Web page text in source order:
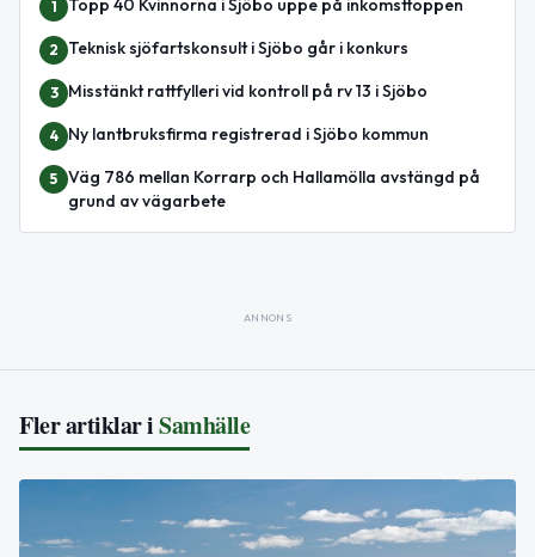
1 Topp 40 Kvinnorna i Sjöbo uppe på inkomsttoppen
2 Teknisk sjöfartskonsult i Sjöbo går i konkurs
3 Misstänkt rattfylleri vid kontroll på rv 13 i Sjöbo
4 Ny lantbruksfirma registrerad i Sjöbo kommun
5 Väg 786 mellan Korrarp och Hallamölla avstängd på
grund av vägarbete
ANNONS
Fler artiklar iSamhälle